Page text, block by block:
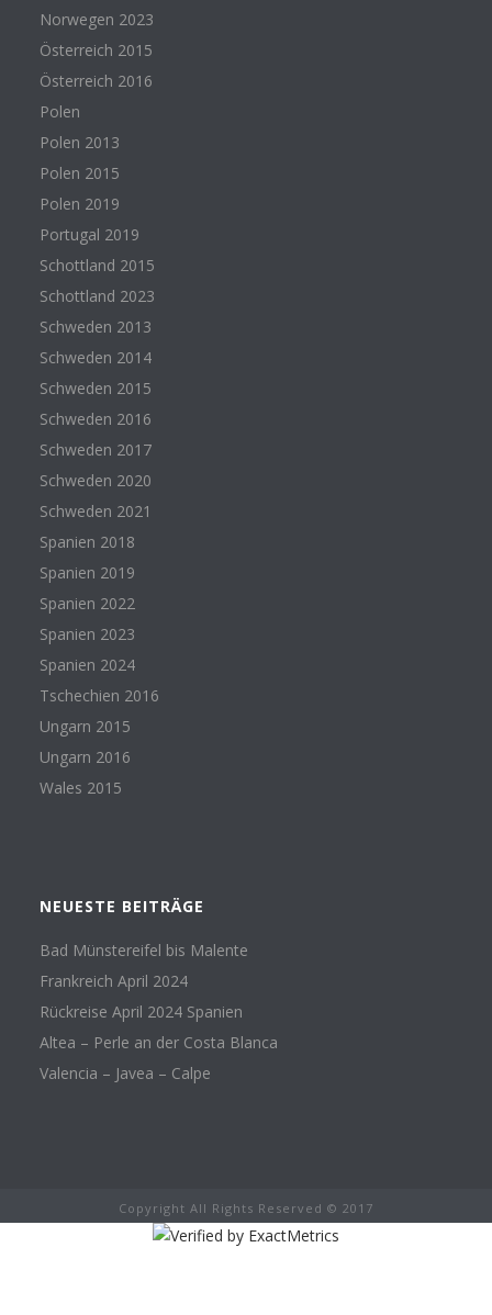
Norwegen 2023
Österreich 2015
Österreich 2016
Polen
Polen 2013
Polen 2015
Polen 2019
Portugal 2019
Schottland 2015
Schottland 2023
Schweden 2013
Schweden 2014
Schweden 2015
Schweden 2016
Schweden 2017
Schweden 2020
Schweden 2021
Spanien 2018
Spanien 2019
Spanien 2022
Spanien 2023
Spanien 2024
Tschechien 2016
Ungarn 2015
Ungarn 2016
Wales 2015
NEUESTE BEITRÄGE
Bad Münstereifel bis Malente
Frankreich April 2024
Rückreise April 2024 Spanien
Altea – Perle an der Costa Blanca
Valencia – Javea – Calpe
Copyright All Rights Reserved © 2017